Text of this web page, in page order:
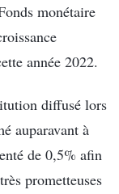
monétaire
année 2022.
diffusé lors
auparavant à
de 0,5% afin
prometteuses